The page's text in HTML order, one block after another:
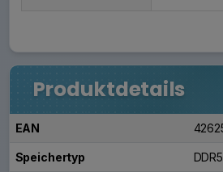
Produktdetails
EAN
Speichertyp